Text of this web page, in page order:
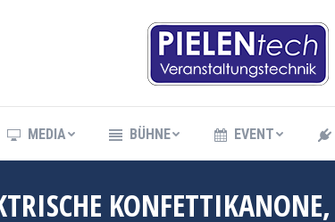
MEDIA BÜHNE EVENT
BÜHNE EVENT